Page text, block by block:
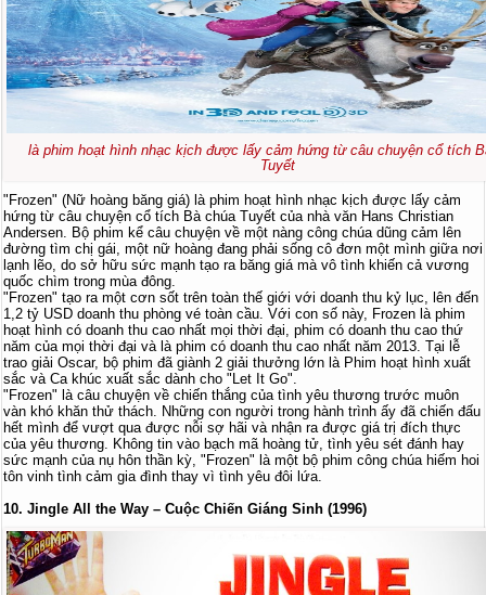
là phim hoạt hình nhạc kịch được lấy cảm hứng từ câu chuyện cổ tích
Tuyết
"Frozen" (Nữ hoàng băng giá) là phim hoạt hình nhạc kịch được lấy cảm
hứng từ câu chuyện cổ tích Bà chúa Tuyết của nhà văn Hans Christian
Andersen. Bộ phim kể câu chuyện về một nàng công chúa dũng cảm lên
đường tìm chị gái, một nữ hoàng đang phải sống cô đơn một mình giữa nơi
lạnh lẽo, do sở hữu sức mạnh tạo ra băng giá mà vô tình khiến cả vương
quốc chìm trong mùa đông.
"Frozen" tạo ra một cơn sốt trên toàn thế giới với doanh thu kỷ lục, lên đến
1,2 tỷ USD doanh thu phòng vé toàn cầu. Với con số này, Frozen là phim
hoạt hình có doanh thu cao nhất mọi thời đại, phim có doanh thu cao thứ
năm của mọi thời đại và là phim có doanh thu cao nhất năm 2013. Tại lễ
trao giải Oscar, bộ phim đã giành 2 giải thưởng lớn là Phim hoạt hình xuất
sắc và Ca khúc xuất sắc dành cho "Let It Go".
"Frozen" là câu chuyện về chiến thắng của tình yêu thương trước muôn
vàn khó khăn thử thách. Những con người trong hành trình ấy đã chiến đấu
hết mình để vượt qua được nỗi sợ hãi và nhận ra được giá trị đích thực
của yêu thương. Không tin vào bạch mã hoàng tử, tình yêu sét đánh hay
sức mạnh của nụ hôn thần kỳ, "Frozen" là một bộ phim công chúa hiếm hoi
tôn vinh tình cảm gia đình thay vì tình yêu đôi lứa.
10. Jingle All the Way – Cuộc Chiến Giáng Sinh (1996)